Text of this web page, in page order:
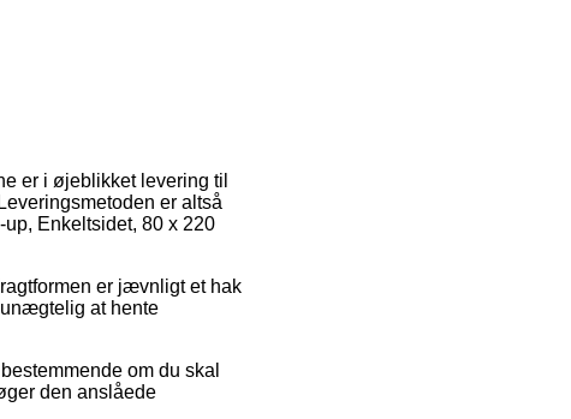
er i øjeblikket levering til
er altså
Enkeltsidet, 80 x 220
er jævnligt et hak
at hente
om du skal
den anslåede